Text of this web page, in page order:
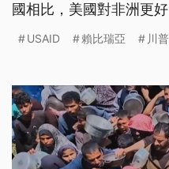
國相比，美國對非洲更
USAID 賴比瑞亞 川普